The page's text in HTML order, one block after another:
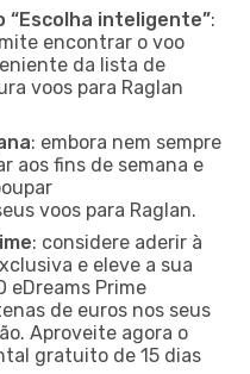
“Escolha inteligente”:
encontrar o voo
da lista de
voos para Raglan
: embora nem sempre
aos fins de semana e
voos para Raglan.
: considere aderir à
e eleve a sua
eDreams Prime
de euros nos seus
Aproveite agora o
gratuito de 15 dias